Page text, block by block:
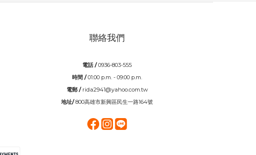
聯絡我們
電話 /0936-803-555
時間 /01:00 p.m. - 09:00 p.m.
電郵 / rida2941@yahoo.com.tw
地址/800高雄市新興區民生一路164號